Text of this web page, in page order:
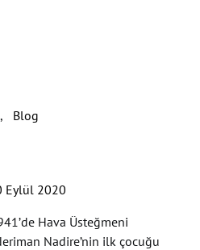
Blog
Eylül 2020
Hava Üsteğmeni
Nadire’nin ilk çocuğu